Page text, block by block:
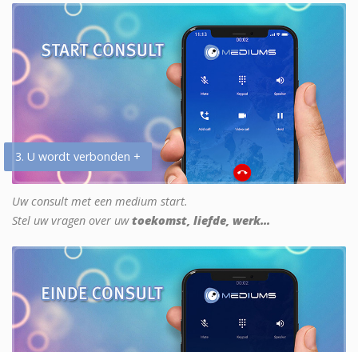
3. U wordt verbonden +
Uw consult met een medium start.
Stel uw vragen over uwtoekomst, liefde, werk...